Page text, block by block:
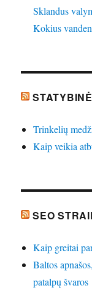
Sklandus
Kokius
Trinkelių
Kaip veikia
SEO
Kaip greitai
Baltos
patalpų švaros